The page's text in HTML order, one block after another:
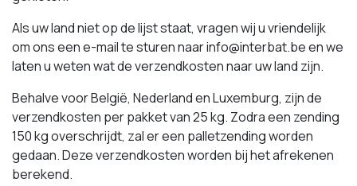
Als uw land niet op de lijst staat, vragen wij u vriendelijk
om ons een e-mail te sturen naar info@interbat.be en we
laten u weten wat de verzendkosten naar uw land zijn.
Behalve voor België, Nederland en Luxemburg, zijn de
verzendkosten per pakket van 25 kg. Zodra een zending
150 kg overschrijdt, zal er een palletzending worden
gedaan. Deze verzendkosten worden bij het afrekenen
berekend.